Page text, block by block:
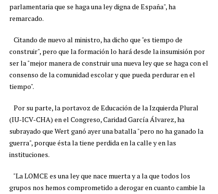
parlamentaria que se haga una ley digna de España", ha
remarcado.
Citando de nuevo al ministro, ha dicho que "es tiempo de
construir", pero que la formación lo hará desde la insumisión por
ser la "mejor manera de construir una nueva ley que se haga con el
consenso de la comunidad escolar y que pueda perdurar en el
tiempo".
Por su parte, la portavoz de Educación de la Izquierda Plural
(IU-ICV-CHA) en el Congreso, Caridad García Álvarez, ha
subrayado que Wert ganó ayer una batalla "pero no ha ganado la
guerra", porque ésta la tiene perdida en la calle y en las
instituciones.
"La LOMCE es una ley que nace muerta y a la que todos los
grupos nos hemos comprometido a derogar en cuanto cambie la